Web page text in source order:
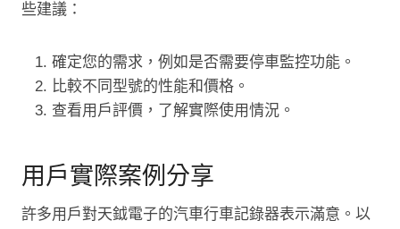
些建議：
確定您的需求，例如是否需要停車監控功能。
比較不同型號的性能和價格。
查看用戶評價，了解實際使用情況。
用戶實際案例分享
許多用戶對天鉞電子的汽車行車記錄器表示滿意。以